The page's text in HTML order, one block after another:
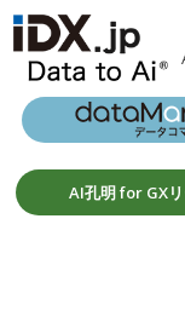
AI孔明 for GX